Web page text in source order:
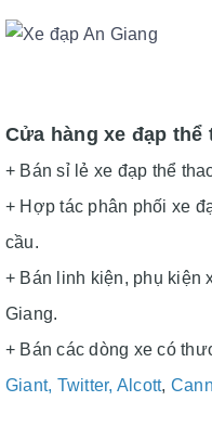
Cửa hàng xe đạp thể
+ Bán sỉ lẻ xe đạp thể
+ Hợp tác phân phối xe
cầu.
+ Bán linh kiện, phụ kiện
Giang.
+ Bán các dòng xe có
Giant, Twitter, Alcott,